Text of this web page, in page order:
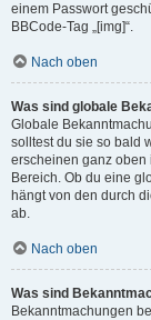
einem Passwort
BBCode-Tag „[img]“.
Nach oben
Was sind globale
Globale
solltest du sie so bald
erscheinen ganz
Bereich. Ob du eine
hängt von den durch
ab.
Nach oben
Was sind
Bekanntmachungen